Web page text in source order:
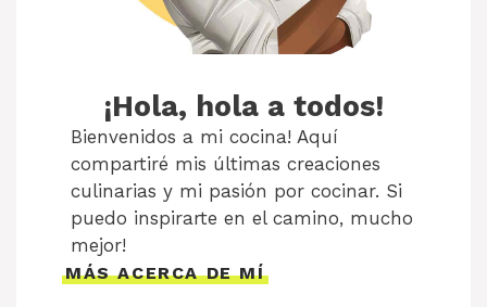
¡Hola, hola a todos!
Bienvenidos a mi cocina! Aquí
compartiré mis últimas creaciones
culinarias y mi pasión por cocinar. Si
puedo inspirarte en el camino, mucho
mejor!
MÁS ACERCA DE MÍ